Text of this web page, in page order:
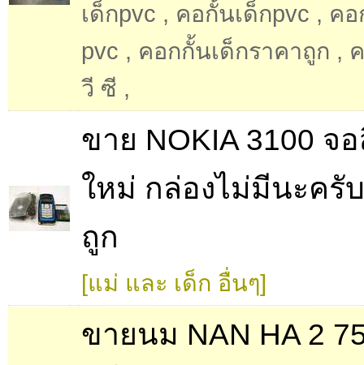
เด็กpvc , คอกั้นเด็กpvc , คอ
pvc , คอกกั้นเด็กราคาถูก ,
วี ซี ,
ขาย NOKIA 3100 จ
ใหม่ กล่องไม่มีนะครั
ถูก
[แม่ และ เด็ก อื่นๆ]
ขายนม NAN HA 2